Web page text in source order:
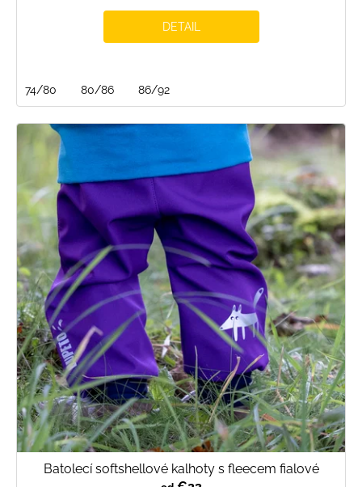
DETAIL
74/80 80/86 86/92
Batolecí softshellové kalhoty s fleecem fialové